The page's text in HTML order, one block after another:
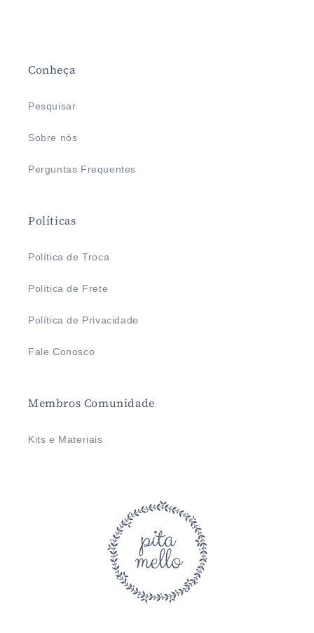
Conheça
Pesquisar
Sobre nós
Perguntas Frequentes
Políticas
Política de Troca
Política de Frete
Política de Privacidade
Fale Conosco
Membros Comunidade
Kits e Materiais